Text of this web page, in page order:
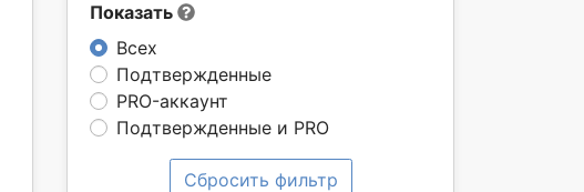
Показать
Всех
Подтвержденные
PRO-аккаунт
Подтвержденные и PRO
Сбросить фильтр